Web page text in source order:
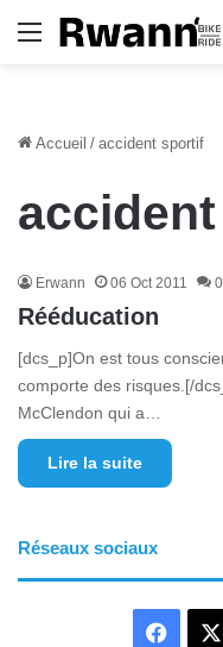
Menu
Accueil / accident sportif
Erwann 06 Oct 2011 0
Rééducation
[dcs_p]On est tous
comporte des risques.[/
McClendon qui a…
Lire la suite
Réseaux sociaux